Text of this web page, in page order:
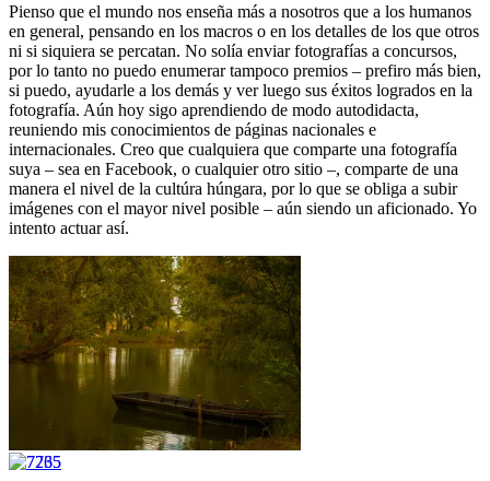
Pienso que el mundo nos enseña más a nosotros que a los humanos
en general, pensando en los macros o en los detalles de los que otros
ni si siquiera se percatan. No solía enviar fotografías a concursos,
por lo tanto no puedo enumerar tampoco premios – prefiro más bien,
si puedo, ayudarle a los demás y ver luego sus éxitos logrados en la
fotografía. Aún hoy sigo aprendiendo de modo autodidacta,
reuniendo mis conocimientos de páginas nacionales e
internacionales. Creo que cualquiera que comparte una fotografía
suya – sea en Facebook, o cualquier otro sitio –, comparte de una
manera el nivel de la cultúra húngara, por lo que se obliga a subir
imágenes con el mayor nivel posible – aún siendo un aficionado. Yo
intento actuar así.